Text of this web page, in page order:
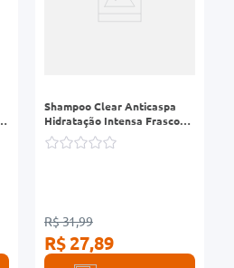
Shampoo Clear Anticaspa
Hidratação Intensa Frasco
400ml
R$ 31,99
R$ 27,89